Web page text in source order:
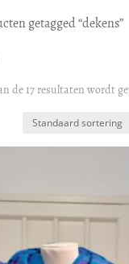
getagged “dekens”
de 17 resultaten wordt